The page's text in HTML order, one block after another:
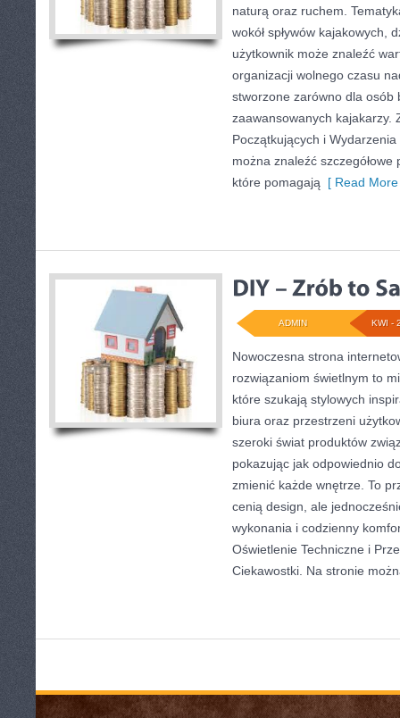
naturą oraz ruchem.
wokół spływów kajakowych,
użytkownik może znaleźć
organizacji wolnego czasu
stworzone zarówno dla osób
zaawansowanych kajakarzy.
Początkujących i
można znaleźć
które pomagają [ Read
KWI -
ADMIN
Nowoczesna strona
rozwiązaniom świetlnym to
które szukają stylowych
biura oraz przestrzeni
szeroki świat produktów
pokazując jak odpowiednio
zmienić każde wnętrze. To
cenią design, ale
wykonania i codzienny
Oświetlenie Techniczne i
Ciekawostki. Na stronie